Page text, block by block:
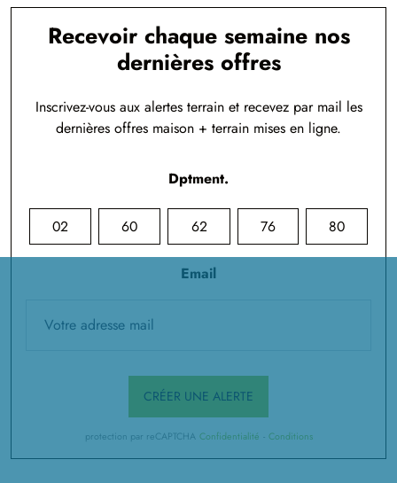
Recevoir chaque semaine nos
dernières offres
Inscrivez-vous aux alertes terrain et recevez par mail les
dernières offres maison + terrain mises en ligne.
Dptment.
02 60 62 76 80
Email
CRÉER UNE ALERTE
protection par reCAPTCHA Confidentialité - Conditions